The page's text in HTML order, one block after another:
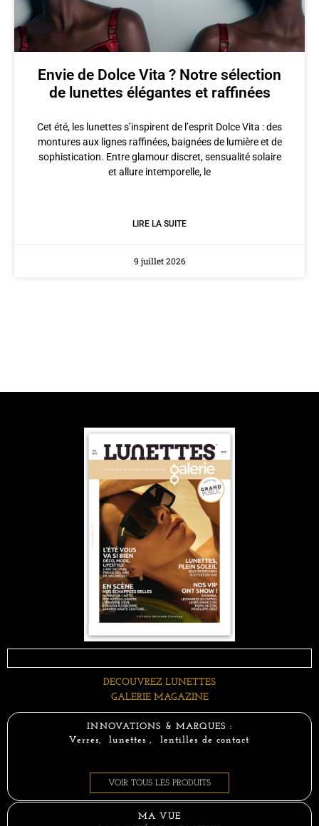
Envie de Dolce Vita ? Notre sélection
de lunettes élégantes et raffinées
Cet été, les lunettes s’inspirent de l’esprit Dolce Vita : des
montures aux lignes raffinées, baignées de lumière et de
sophistication. Entre glamour discret, sensualité solaire
et allure intemporelle, le
LIRE LA SUITE
9 juillet 2026
DECOUVREZ LUNETTES
GALERIE MAGAZINE
INNOVATIONS & MARQUES :
Verres, lunettes , lentilles de contact
VOIR TOUS LES PRODUITS
MA VUE